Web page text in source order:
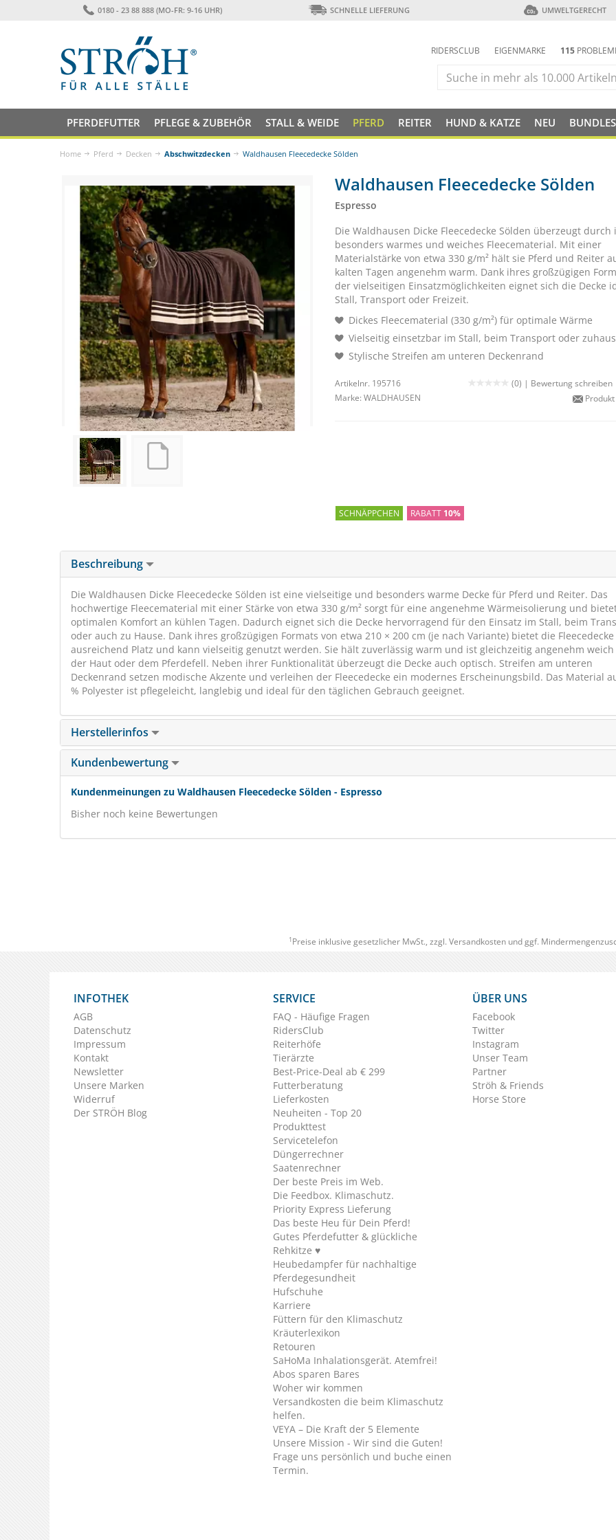
0180 - 23 88 888 (MO-FR: 9-16 UHR) SCHNELLE LIEFERUNG UMWELTGERECHT
RIDERSCLUB EIGENMARKE 115
PFERDEFUTTER PFLEGE & ZUBEHÖR STALL & WEIDE PFERD REITER HUND & KATZE NEU BUNDLES
Home Pferd Decken Abschwitzdecken Waldhausen Fleecedecke Sölden
Waldhausen Fleecedecke Sölden
Espresso
Die Waldhausen Dicke Fleecedecke Sölden überzeugt durch
besonders warmes und weiches Fleecematerial. Mit einer
Materialstärke von etwa 330 g/m² hält sie Pferd und Reiter
kalten Tagen angenehm warm. Dank ihres großzügigen
der vielseitigen Einsatzmöglichkeiten eignet sich die Decke
Stall, Transport oder Freizeit.
Dickes Fleecematerial (330 g/m²) für optimale Wärme
Vielseitig einsetzbar im Stall, beim Transport oder
Stylische Streifen am unteren Deckenrand
Artikelnr. 195716 (0) | Bewertung schreiben
Marke: WALDHAUSEN
SCHNÄPPCHEN RABATT 10%
Beschreibung
Die Waldhausen Dicke Fleecedecke Sölden ist eine vielseitige und besonders warme Decke für Pferd und Reiter. Das
hochwertige Fleecematerial mit einer Stärke von etwa 330 g/m² sorgt für eine angenehme Wärmeisolierung und
optimalen Komfort an kühlen Tagen. Dadurch eignet sich die Decke hervorragend für den Einsatz im Stall, beim
oder auch zu Hause. Dank ihres großzügigen Formats von etwa 210 × 200 cm (je nach Variante) bietet die Fleecedecke
ausreichend Platz und kann vielseitig genutzt werden. Sie hält zuverlässig warm und ist gleichzeitig angenehm
der Haut oder dem Pferdefell. Neben ihrer Funktionalität überzeugt die Decke auch optisch. Streifen am unteren
Deckenrand setzen modische Akzente und verleihen der Fleecedecke ein modernes Erscheinungsbild. Das Material
% Polyester ist pflegeleicht, langlebig und ideal für den täglichen Gebrauch geeignet.
Herstellerinfos
Kundenbewertung
Kundenmeinungen zu Waldhausen Fleecedecke Sölden - Espresso
Bisher noch keine Bewertungen
1 Preise inklusive gesetzlicher MwSt., zzgl. Versandkostenund ggf.
INFOTHEK
AGB
Datenschutz
Impressum
Kontakt
Newsletter
Unsere Marken
Widerruf
Der STRÖH Blog
SERVICE
FAQ - Häufige Fragen
RidersClub
Reiterhöfe
Tierärzte
Best-Price-Deal ab € 299
Futterberatung
Lieferkosten
Neuheiten - Top 20
Produkttest
Servicetelefon
Düngerrechner
Saatenrechner
Der beste Preis im Web.
Die Feedbox. Klimaschutz.
Priority Express Lieferung
Das beste Heu für Dein Pferd!
Gutes Pferdefutter & glückliche
Rehkitze ♥
Heubedampfer für nachhaltige
Pferdegesundheit
Hufschuhe
Karriere
Füttern für den Klimaschutz
Kräuterlexikon
Retouren
SaHoMa Inhalationsgerät. Atemfrei!
Abos sparen Bares
Woher wir kommen
Versandkosten die beim Klimaschutz
helfen.
VEYA – Die Kraft der 5 Elemente
Unsere Mission - Wir sind die Guten!
Frage uns persönlich und buche einen
Termin.
ÜBER UNS
Facebook
Twitter
Instagram
Unser Team
Partner
Ströh & Friends
Horse Store